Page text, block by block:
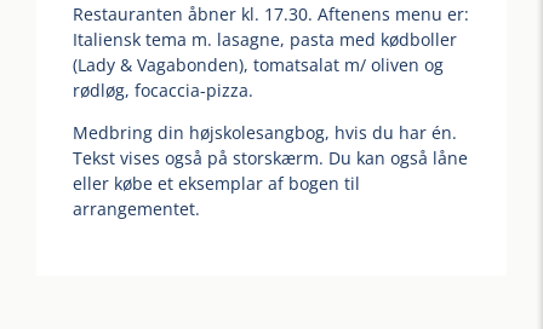
Restauranten åbner kl. 17.30. Aftenens menu er:
Italiensk tema m. lasagne, pasta med kødboller
(Lady & Vagabonden), tomatsalat m/ oliven og
rødløg, focaccia-pizza.
Medbring din højskolesangbog, hvis du har én.
Tekst vises også på storskærm. Du kan også låne
eller købe et eksemplar af bogen til
arrangementet.